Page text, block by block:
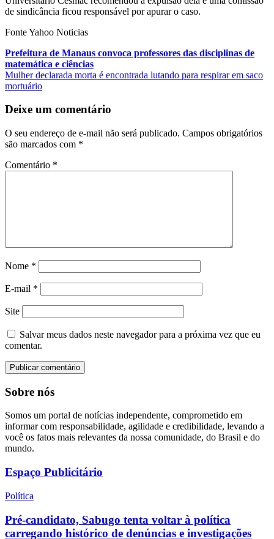
de sindicância ficou responsável por apurar o caso.
Fonte Yahoo Noticias
Navegação
de
Post
Prefeitura de Manaus convoca professores das disciplinas de
matemática e ciências
Mulher declarada morta é encontrada lutando para respirar em saco
mortuário
Deixe um comentário
O seu endereço de e-mail não será publicado. Campos obrigatórios
são marcados com *
Comentário *
Nome *
E-mail *
Site
Salvar meus dados neste navegador para a próxima vez que eu
comentar.
Sobre nós
Somos um portal de notícias independente, comprometido em
informar com responsabilidade, agilidade e credibilidade, levando a
você os fatos mais relevantes da nossa comunidade, do Brasil e do
mundo.
Espaço Publicitário
Política
Pré-candidato, Sabugo tenta voltar à política
carregando histórico de denúncias e investigações